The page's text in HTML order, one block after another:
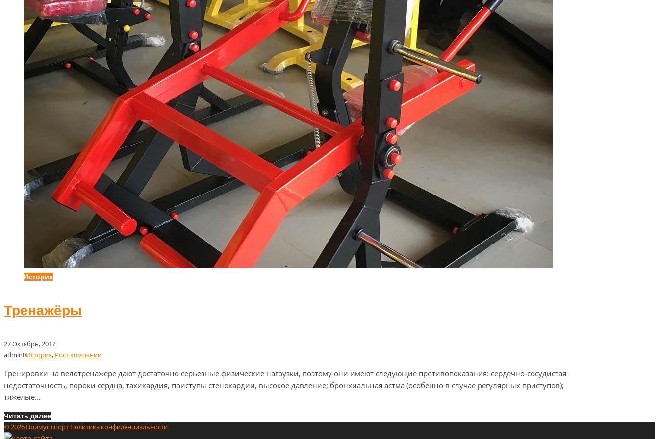
История
Тренажёры
27Октябрь, 2017
admin0История, Рост компании
Тренировки на велотренажере дают достаточно серьезные физические нагрузки, поэтому они имеют следующие противопоказания: сердечно-сосудистая
недостаточность, пороки сердца, тахикардия, приступы стенокардии, высокое давление; бронхиальная астма (особенно в случае регулярных приступов);
тяжелые…
Читать далее
© 2026 Примус спорт Политика конфиденциальности